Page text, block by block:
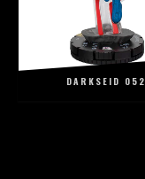
DARKSEID 052